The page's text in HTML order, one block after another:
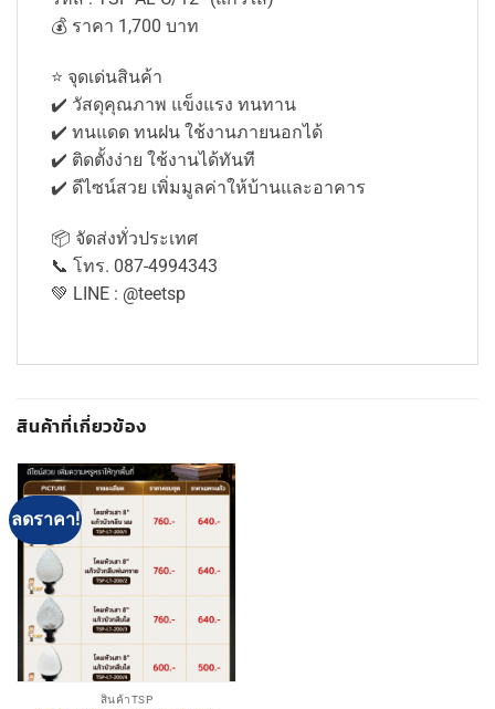
💰 ราคา 1,700 บาท
⭐ จุดเด่นสินค้า
✔️ วัสดุคุณภาพ แข็งแรง ทนทาน
✔️ ทนแดด ทนฝน ใช้งานภายนอกได้
✔️ ติดตั้งง่าย ใช้งานได้ทันที
✔️ ดีไซน์สวย เพิ่มมูลค่าให้บ้านและอาคาร
📦 จัดส่งทั่วประเทศ
📞 โทร. 087-4994343
💚 LINE : @teetsp
สินค้าที่เกี่ยวข้อง
ลดราคา!
สินค้าTSP